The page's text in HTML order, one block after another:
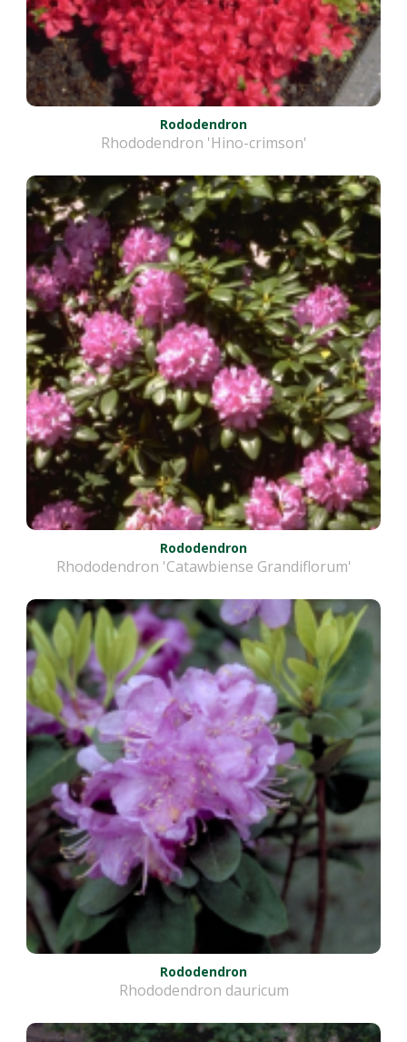
Rododendron
Rhododendron 'Hino-crimson'
Rododendron
Rhododendron 'Catawbiense Grandiflorum'
Rododendron
Rhododendron dauricum